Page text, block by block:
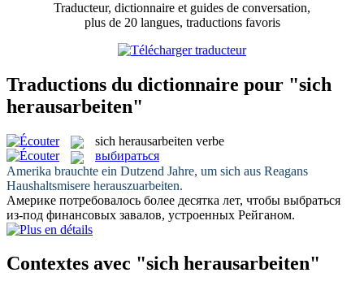
Traducteur, dictionnaire et guides de conversation,
plus de 20 langues, traductions favoris
Traductions du dictionnaire pour "sich
herausarbeiten"
sich herausarbeiten verbe
выбираться
Amerika brauchte ein Dutzend Jahre, um sich aus Reagans
Haushaltsmisere herauszuarbeiten.
Америке потребовалось более десятка лет, чтобы выбраться
из-под финансовых завалов, устроенных Рейганом.
Contextes avec "sich herausarbeiten"